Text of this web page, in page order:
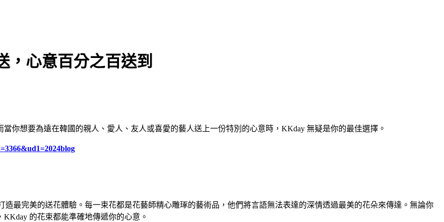
，心意百分之百送到
你想要為遠在韓國的親人、愛人、友人或喜愛的藝人送上一份特別的心意時，KKday 無疑是你的最佳選擇。
=2024blog
最完美的送花體驗。每一束花都是花藝師精心雕琢的藝術品，他們將言語無法表達的深情透過最美的花朵來傳達。無論你
的花束都能準確地傳遞你的心意。